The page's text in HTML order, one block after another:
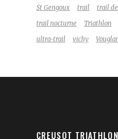
St Gengoux
trail
trail
trail nocturne
Triathlon
ultra-trail
vichy
CREUSOT TRIATHLON